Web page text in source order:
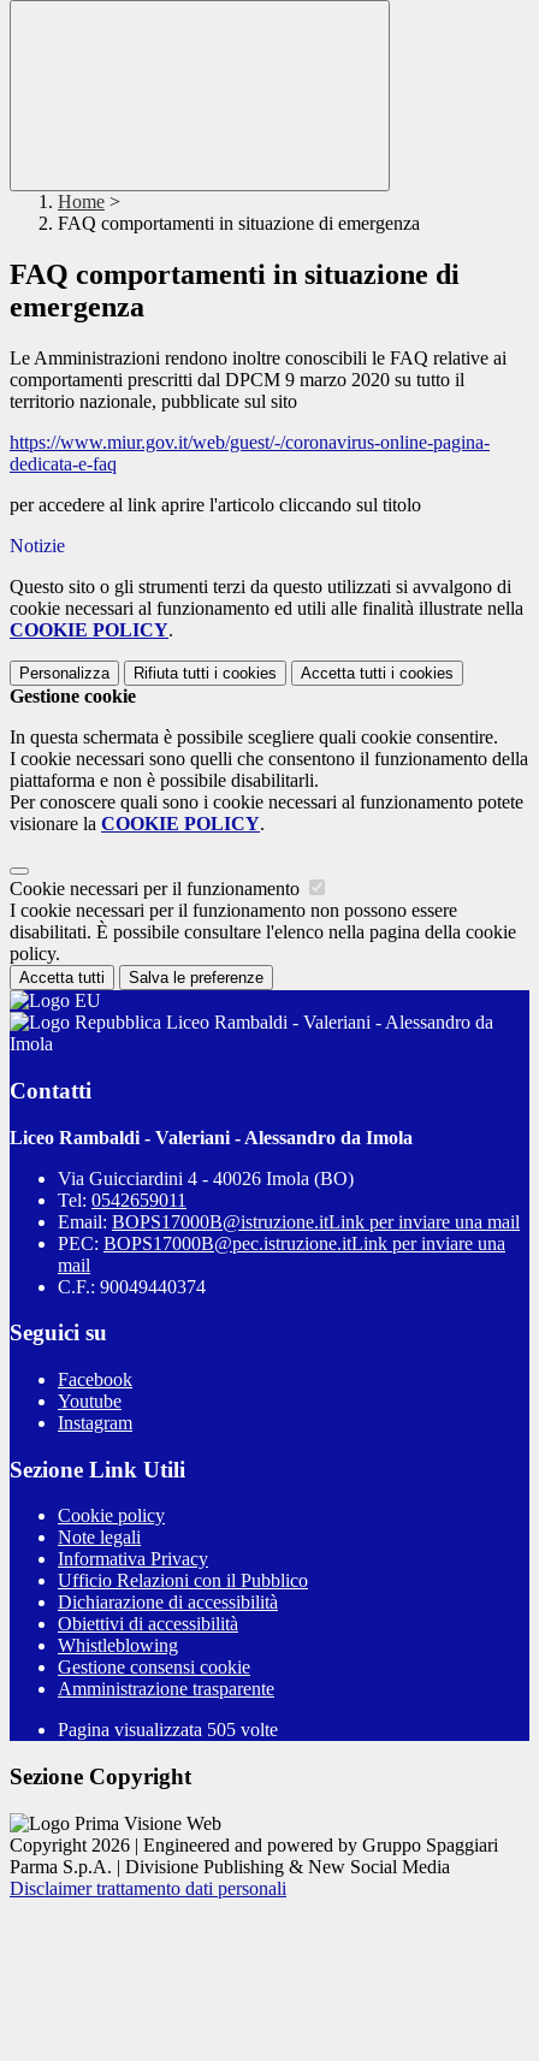
Home >
FAQ comportamenti in situazione di emergenza
FAQ comportamenti in situazione di
emergenza
Le Amministrazioni rendono inoltre conoscibili le FAQ relative ai
comportamenti prescritti dal DPCM 9 marzo 2020 su tutto il
territorio nazionale, pubblicate sul sito
https://www.miur.gov.it/web/guest/-/coronavirus-online-pagina-
dedicata-e-faq
per accedere al link aprire l'articolo cliccando sul titolo
Notizie
Questo sito o gli strumenti terzi da questo utilizzati si avvalgono di
cookie necessari al funzionamento ed utili alle finalità illustrate nella
COOKIE POLICY.
Personalizza Rifiuta tutti i cookies Accetta tutti i cookies
Gestione cookie
In questa schermata è possibile scegliere quali cookie consentire.
I cookie necessari sono quelli che consentono il funzionamento della
piattaforma e non è possibile disabilitarli.
Per conoscere quali sono i cookie necessari al funzionamento potete
visionare la COOKIE POLICY.
Cookie necessari per il funzionamento
I cookie necessari per il funzionamento non possono essere
disabilitati. È possibile consultare l'elenco nella pagina della cookie
policy.
Accetta tutti Salva le preferenze
Liceo Rambaldi - Valeriani - Alessandro da
Imola
Contatti
Liceo Rambaldi - Valeriani - Alessandro da Imola
Via Guicciardini 4 - 40026 Imola (BO)
Tel: 0542659011
Email: BOPS17000B@istruzione.itLink per inviare una mail
PEC: BOPS17000B@pec.istruzione.itLink per inviare una
mail
C.F.: 90049440374
Seguici su
Facebook
Youtube
Instagram
Sezione Link Utili
Cookie policy
Note legali
Informativa Privacy
Ufficio Relazioni con il Pubblico
Dichiarazione di accessibilità
Obiettivi di accessibilità
Whistleblowing
Gestione consensi cookie
Amministrazione trasparente
Pagina visualizzata 505 volte
Sezione Copyright
Copyright 2026 | Engineered and powered by Gruppo Spaggiari
Parma S.p.A. | Divisione Publishing & New Social Media
Disclaimer trattamento dati personali